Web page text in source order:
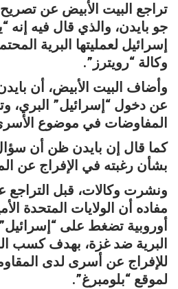
تراجع البيت الأبيض عن
جو بايدن، والذي قال فيه
إسرائيل لعمليتها البرية
وكالة “رويترز”.
وأضاف البيت الأبيض، أن
عن دخول “إسرائيل” البري،
المفاوضات في موضوع
كما قال إن بايدن ظن أن
بشأن رغبته في الإفراج عن
ونشرت وكالات، قبل التراجع
مفاده أن الولايات المتحدة
أوروبية تضغط على
البرية ضد غزة، بهدف كسب
للإفراج عن أسرى لدى
لموقع “بلومبرغ”.